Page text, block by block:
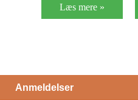
Læs mere »
Anmeldelser